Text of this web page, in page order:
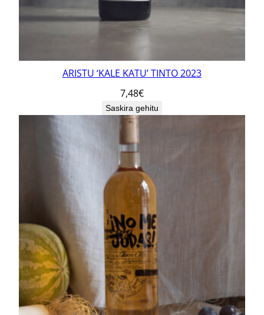
ARISTU ‘KALE KATU’ TINTO 2023
7,48€
Saskira gehitu